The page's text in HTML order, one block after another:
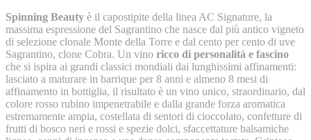
Spinning Beauty è il capostipite della linea AC Signature, la
massima espressione del Sagrantino che nasce dal più antico vigneto
di selezione clonale Monte della Torre e dal cento per cento di uve
Sagrantino, clone Cobra. Un vino ricco di personalità e fascino
che si ispira ai grandi classici mondiali dai lunghissimi affinamenti:
lasciato a maturare in barrique per 8 anni e almeno 8 mesi di
affinamento in bottiglia, il risultato è un vino unico, straordinario, dal
colore rosso rubino impenetrabile e dalla grande forza aromatica
estremamente ampia, costellata di sentori di cioccolato, confetture di
frutti di bosco neri e rossi e spezie dolci, sfaccettature balsamiche